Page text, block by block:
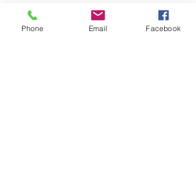
Phone Email Facebook